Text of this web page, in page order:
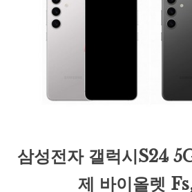
삼성전자 갤럭시S24
제 바이올렛